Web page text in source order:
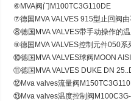
⑥MVA阀门M100TC3G110DE
⑦德国MVA VALVES 915型止回阀
⑧德国MVA VALVES带手动操作的
⑨德国MVA VALVES控制元件050系
⑩德国MVA VALVES球阀MOON
⑪德国MVA VALVES DUKE DN
⑫Mva valves流量阀
⑬Mva valves温度控制阀